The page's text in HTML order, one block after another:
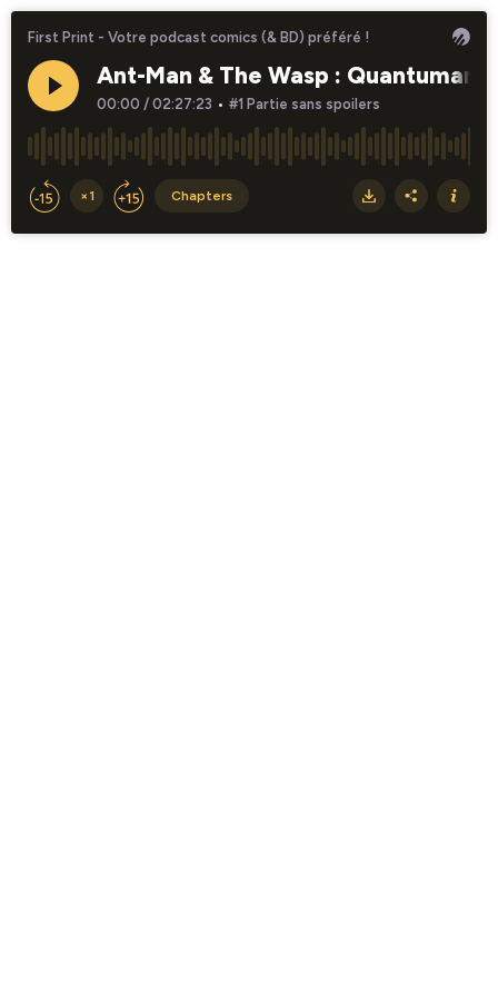
First Print - Votre podcast comics (& BD) préféré !
Ant-Man & The Wasp :
00:00 / 02:27:23 • #1 Partie sans spoilers
×1 Chapters